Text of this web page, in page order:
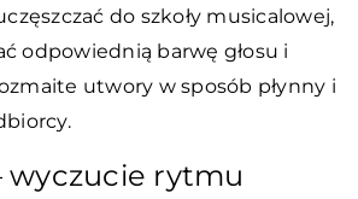
do szkoły musicalowej,
odpowiednią barwę głosu i
utwory w sposób płynny i
wyczucie rytmu